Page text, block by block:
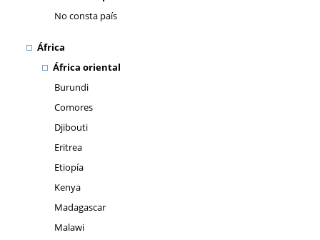
No consta país
África
África oriental
Burundi
Comores
Djibouti
Eritrea
Etiopía
Kenya
Madagascar
Malawi